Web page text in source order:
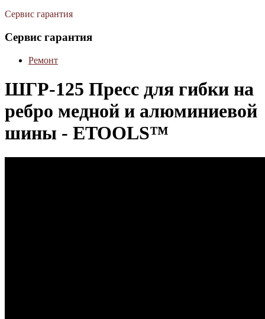
Сервис гарантия
Сервис гарантия
Ремонт
ШГР-125 Пресс для гибки на
ребро медной и алюминиевой
шины - ETOOLS™